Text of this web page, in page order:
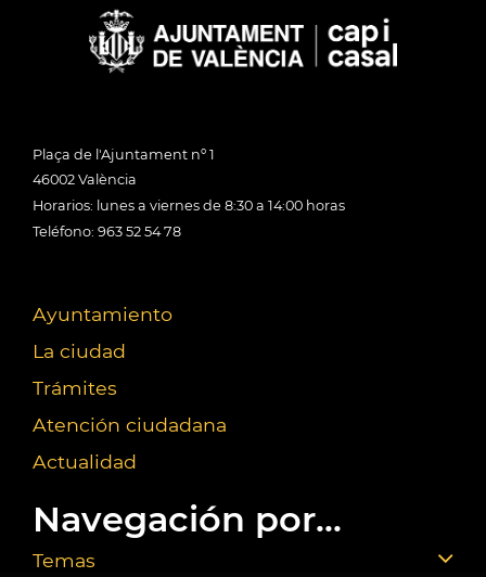
Plaça de l'Ajuntament nº 1
46002 València
Horarios: lunes a viernes de 8:30 a 14:00 horas
Teléfono: 963 52 54 78
Ayuntamiento
La ciudad
Trámites
Atención ciudadana
Actualidad
Navegación por...
Temas